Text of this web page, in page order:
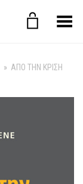
Εναλλαγή μενού
» ΑΠΌ ΤΗΝ ΚΡΊΣΗ